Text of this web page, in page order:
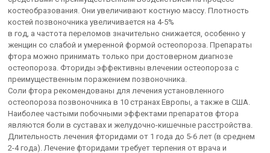
костеобразования. Они увеличивают костную массу. Плотность
костей позвоночника увеличивается на 4-5%
в год, а частота переломов значительно снижается, особенно у
женщин со слабой и умеренной формой остеопороза. Препараты
фтора можно принимать только при достоверном диагнозе
остеопороза. Фториды эффективны влечении остеопороза с
преимущественным поражением позвоночника.
Соли фтора рекомендованы для лечения установленного
остеопороза позвоночника в 10 странах Европы, а также в США.
Наиболее частыми побочными эффектами препаратов фтора
являются боли в суставах и желудочно-кишечные расстройства.
Длительность лечения фторидами от 1 года до 5-6 лет (в среднем
2-4 года). Лечение фторидами требует терпения от врача и